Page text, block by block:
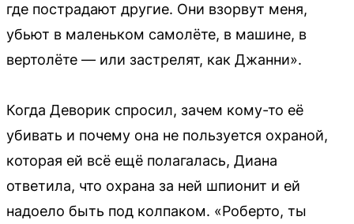
где пострадают другие. Они взорвут меня,
убьют в маленьком самолёте, в машине, в
вертолёте — или застрелят, как Джанни».
Когда Деворик спросил, зачем кому-то её
убивать и почему она не пользуется охраной,
которая ей всё ещё полагалась, Диана
ответила, что охрана за ней шпионит и ей
надоело быть под колпаком. «Роберто, ты